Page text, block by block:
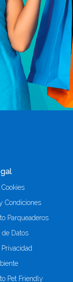
Condiciones
Parqueaderos
de Datos
Pet Friendly